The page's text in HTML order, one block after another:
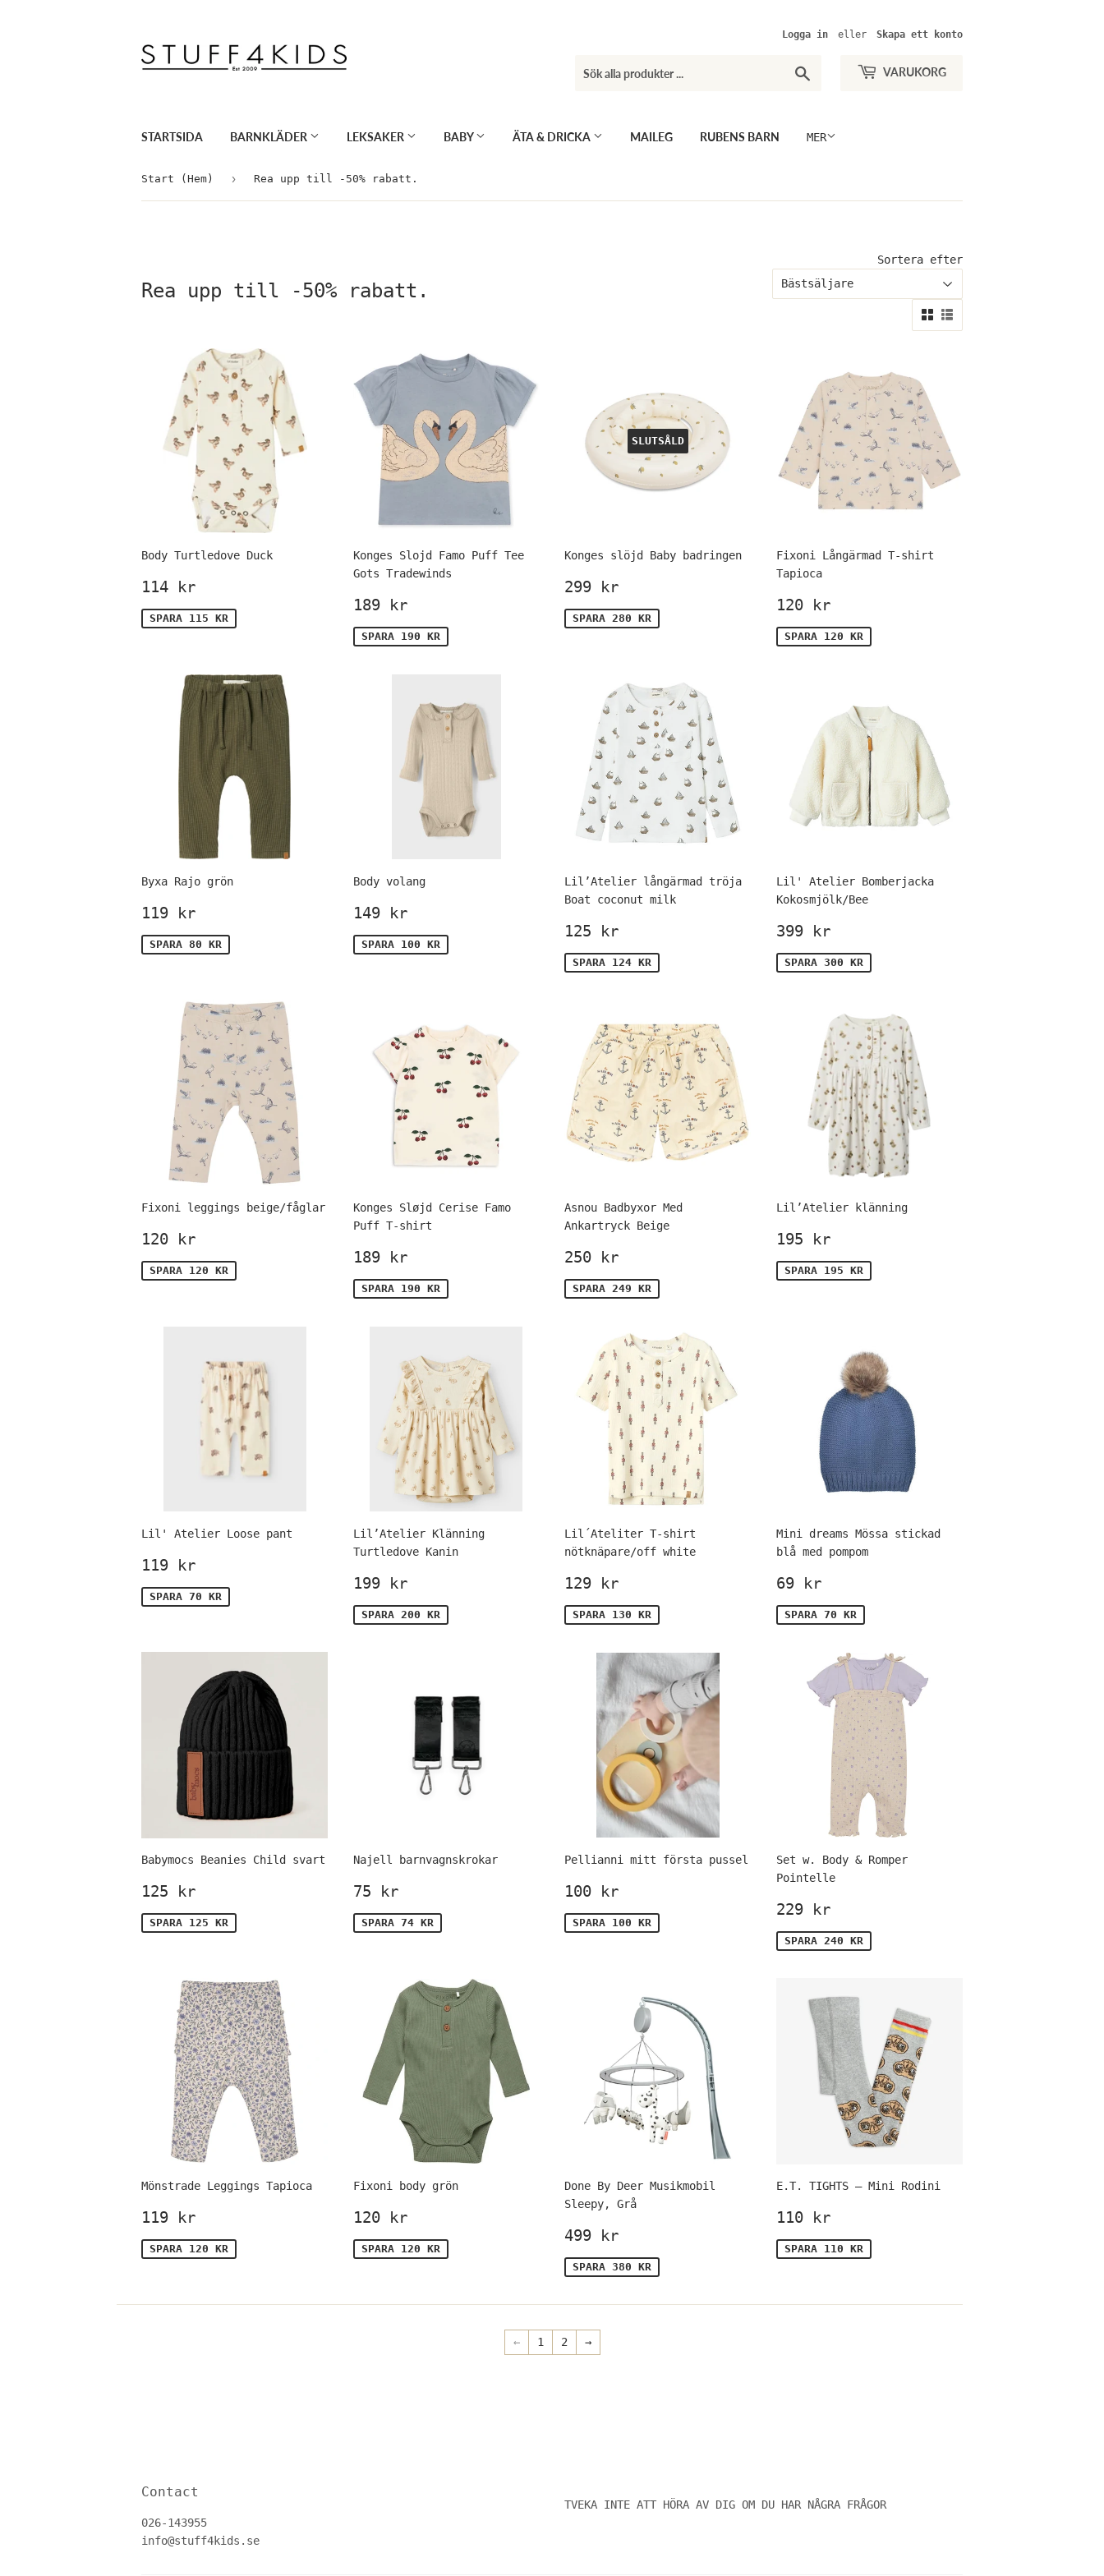
Logga in eller Skapa ett konto
VARUKORG
STARTSIDA BARNKLÄDER LEKSAKER BABY ÄTA & DRICKA MAILEG RUBENS BARN MER
Start (Hem) › Rea upp till -50% rabatt.
Rea upp till -50% rabatt.
Sortera efter
Body Turtledove Duck
Försäljningspris
114 kr
kr
SPARA 115 KR
Konges Slojd Famo Puff Tee
Gots Tradewinds
Försäljningspris
189 kr189
kr
SPARA 190 KR
SLUTSÅLD
Konges slöjd Baby badringen
Försäljningspris
299 kr
kr
SPARA 280 KR
Fixoni Långärmad T-shirt
Tapioca
Försäljningspris
120 kr120
kr
SPARA 120 KR
Byxa Rajo grön
Försäljningspris
119 kr
kr
SPARA 80 KR
Body volang
Försäljningspris
149 kr149
kr
SPARA 100 KR
Lil’Atelier långärmad tröja
Boat coconut milk
Försäljningspris
125 kr
kr
SPARA 124 KR
Lil' Atelier Bomberjacka
Kokosmjölk/Bee
Försäljningspris
399 kr399
kr
SPARA 300 KR
Fixoni leggings beige/fåglar
Försäljningspris
120 kr
kr
SPARA 120 KR
Konges Sløjd Cerise Famo
Puff T-shirt
Försäljningspris
189 kr189
kr
SPARA 190 KR
Asnou Badbyxor Med
Ankartryck Beige
Försäljningspris
250 kr
kr
SPARA 249 KR
Lil’Atelier klänning
Försäljningspris
195 kr195
kr
SPARA 195 KR
Lil' Atelier Loose pant
Försäljningspris
119 kr
kr
SPARA 70 KR
Lil’Atelier Klänning
Turtledove Kanin
Försäljningspris
199 kr199
kr
SPARA 200 KR
Lil´Ateliter T-shirt
nötknäpare/off white
Försäljningspris
129 kr
kr
SPARA 130 KR
Mini dreams Mössa stickad
blå med pompom
Försäljningspris
69 kr69
kr
SPARA 70 KR
Babymocs Beanies Child svart
Försäljningspris
125 kr
kr
SPARA 125 KR
Najell barnvagnskrokar
Försäljningspris
75 kr75
kr
SPARA 74 KR
Pellianni mitt första pussel
Försäljningspris
100 kr
kr
SPARA 100 KR
Set w. Body & Romper
Pointelle
Försäljningspris
229 kr229
kr
SPARA 240 KR
Mönstrade Leggings Tapioca
Försäljningspris
119 kr
kr
SPARA 120 KR
Fixoni body grön
Försäljningspris
120 kr120
kr
SPARA 120 KR
Done By Deer Musikmobil
Sleepy, Grå
Försäljningspris
499 kr
kr
SPARA 380 KR
E.T. TIGHTS – Mini Rodini
Försäljningspris
110 kr110
kr
SPARA 110 KR
← 1 2 →
Contact
026-143955
info@stuff4kids.se
TVEKA INTE ATT HÖRA AV DIG OM DU HAR NÅGRA FRÅGOR